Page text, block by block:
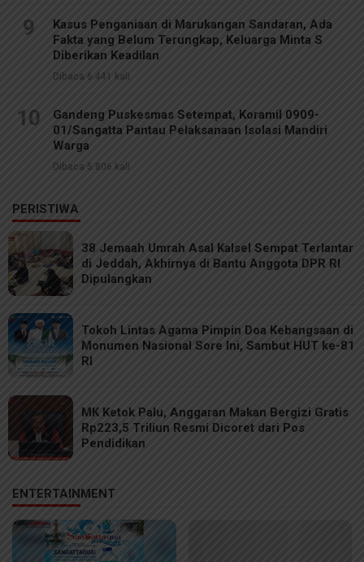
9
Kasus Penganiaan di Marukangan Sandaran, Ada
Fakta yang Belum Terungkap, Keluarga Minta S
Diberikan Keadilan
Dibaca 6.441 kali
10
Gandeng Puskesmas Setempat, Koramil 0909-
01/Sangatta Pantau Pelaksanaan Isolasi Mandiri
Warga
Dibaca 5.806 kali
PERISTIWA
38 Jemaah Umrah Asal Kalsel Sempat Terlantar
di Jeddah, Akhirnya di Bantu Anggota DPR RI
Dipulangkan
Tokoh Lintas Agama Pimpin Doa Kebangsaan di
Monumen Nasional Sore Ini, Sambut HUT ke-81
RI
MK Ketok Palu, Anggaran Makan Bergizi Gratis
Rp223,5 Triliun Resmi Dicoret dari Pos
Pendidikan
ENTERTAINMENT